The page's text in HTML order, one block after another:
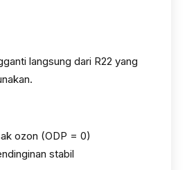
langsung dari R22 yang
ozon (ODP = 0)
stabil